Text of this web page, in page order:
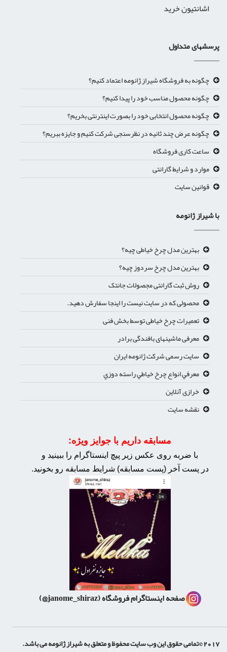
اشانتیون خرید
پرسشهای متداول
چگونه به فروشگاه شیراز ژانومه اعتماد کنیم؟
چگونه محصول مناسب خود را پیدا کنیم؟
چگونه محصول انتخابی خود را بصورت اینترنتی بخریم؟
چگونه عرض چند ثانیه در نظرسنجی شرکت کنیم و جایزه ببریم؟
ساعت کاری فروشگاه
موارد و شرایط گارانتی
قوانین سایت
با شیراز ژانومه
بهترین مدل چرخ خیاطی چیه؟
بهترین مدل چرخ سردوز چیه؟
روش ثبت گارانتی مجصولات جانتک
محصولی که در سایت نیست را اینجا سفارش دهید.
تعمیرات چرخ خیاطی توسط بخش فنی
معرفی ماشینهای بافندگی برادر
سایت رسمی شرکت ژانومه ایران
معرفي انواع چرخ خياطي راسته دوزي
خرازی آنلاین
نقشه سایت
مسابقه داریم با جوایز ویژه:
با ضربه روی عکس زیر پیچ اینستاگرام را ببینید و
در پست آخر (پست مسابقه) شرایط مسابقه رو بخونید.
صفحه اینستاگرام فروشگاه(janome_shiraz@)
2017 ©تمامی حقوق این وب سایت محفوظ و متعلق به شیراز ژانومه می باشد.